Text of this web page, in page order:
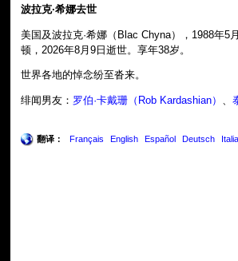
波拉克·希娜去世
美国及波拉克·希娜（Blac Chyna），1988年5
顿，2026年8月9日逝世。享年38岁。
世界各地的悼念纷至沓来。
绯闻男友： 罗伯·卡戴珊（Rob Kardashian） 、
翻译： Français English Español Deutsch